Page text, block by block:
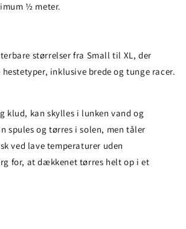
½ meter.
størrelser fra Small til XL, der
inklusive brede og tunge racer.
klud, kan skylles i lunken vand og
spules og tørres i solen, men tåler
ved lave temperaturer uden
for, at dækkenet tørres helt op i et